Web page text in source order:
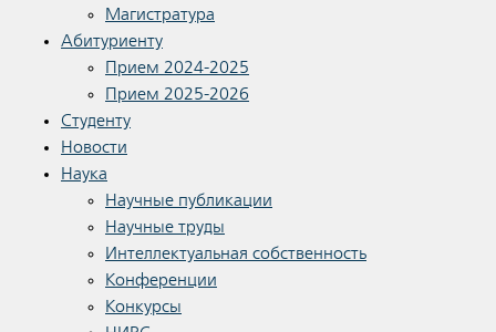
Магистратура
Абитуриенту
Прием 2024-2025
Прием 2025-2026
Студенту
Новости
Наука
Научные публикации
Научные труды
Интеллектуальная собственность
Конференции
Конкурсы